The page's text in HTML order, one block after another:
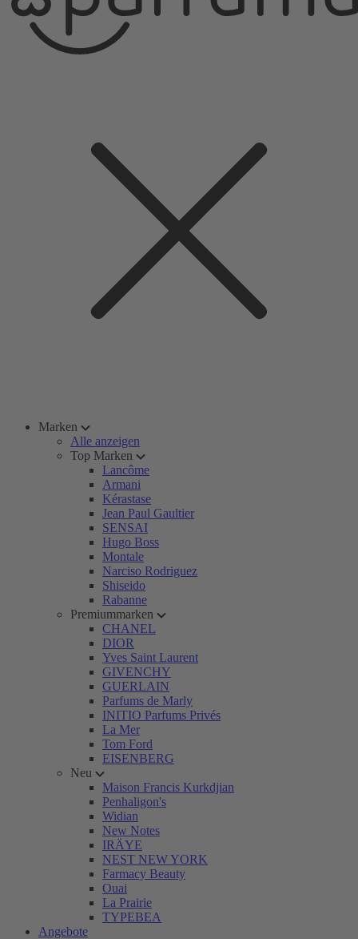
Marken
Alle anzeigen
Top Marken
Lancôme
Armani
Kérastase
Jean Paul Gaultier
SENSAI
Hugo Boss
Montale
Narciso Rodriguez
Shiseido
Rabanne
Premiummarken
CHANEL
DIOR
Yves Saint Laurent
GIVENCHY
GUERLAIN
Parfums de Marly
INITIO Parfums Privés
La Mer
Tom Ford
EISENBERG
Neu
Maison Francis Kurkdjian
Penhaligon's
Widian
New Notes
IRÄYE
NEST NEW YORK
Farmacy Beauty
Ouai
La Prairie
TYPEBEA
Angebote